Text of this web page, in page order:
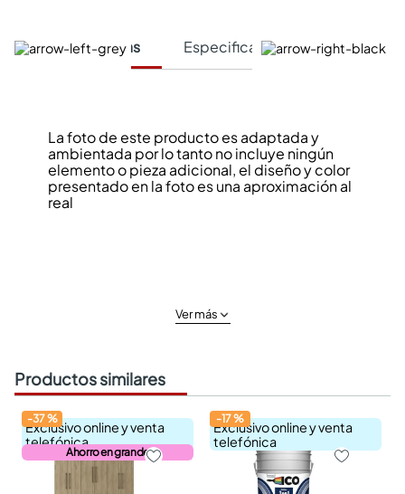
Características Especificaciones Técnicas
La foto de este producto es adaptada y
ambientada por lo tanto no incluye ningún
elemento o pieza adicional, el diseño y color
presentado en la foto es una aproximación al
real
Ver más
Productos similares
Exclusivo online y venta
telefónica
Ahorro en grande
-37%
Exclusivo online y venta
telefónica
-17%